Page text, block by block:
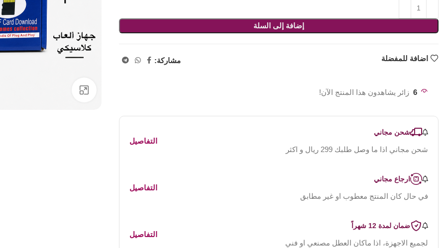
إضافة إلى السلة
مشاركة: اضافة للمفضلة
6 زائر يشاهدون هذا المنتج الآن!
شحن مجاني
شحن مجاني اذا ما وصل طلبك 299 ريال و اكثر
التفاصيل
ارجاع مجاني
في حال كان المنتج معطوب او غير مطابق
التفاصيل
ضمان لمدة 12 شهراً
لجميع الاجهزة، اذا ماكان العطل مصنعي او فني
التفاصيل